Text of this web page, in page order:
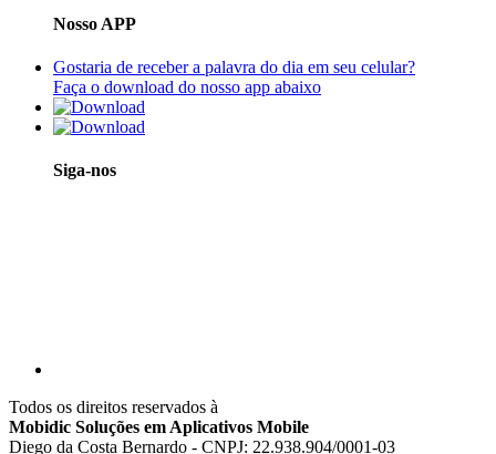
Nosso APP
Gostaria de receber a palavra do dia em seu celular?
Faça o download do nosso app abaixo
Siga-nos
Todos os direitos reservados à
Mobidic Soluções em Aplicativos Mobile
Diego da Costa Bernardo - CNPJ: 22.938.904/0001-03